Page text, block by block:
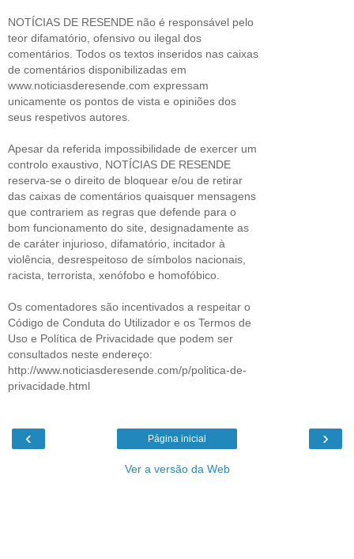
NOTÍCIAS DE RESENDE não é responsável pelo
teor difamatório, ofensivo ou ilegal dos
comentários. Todos os textos inseridos nas caixas
de comentários disponibilizadas em
www.noticiasderesende.com expressam
unicamente os pontos de vista e opiniões dos
seus respetivos autores.
Apesar da referida impossibilidade de exercer um
controlo exaustivo, NOTÍCIAS DE RESENDE
reserva-se o direito de bloquear e/ou de retirar
das caixas de comentários quaisquer mensagens
que contrariem as regras que defende para o
bom funcionamento do site, designadamente as
de caráter injurioso, difamatório, incitador à
violência, desrespeitoso de símbolos nacionais,
racista, terrorista, xenófobo e homofóbico.
Os comentadores são incentivados a respeitar o
Código de Conduta do Utilizador e os Termos de
Uso e Política de Privacidade que podem ser
consultados neste endereço:
http://www.noticiasderesende.com/p/politica-de-
privacidade.html
‹ ›
Página inicial
Ver a versão da Web